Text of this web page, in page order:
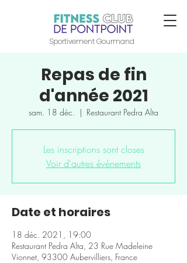
Sportivement Gourmand
Repas de fin
d'année 2021
sam. 18 déc.
  |
Restaurant Pedra Alta
Les inscriptions sont closes
Voir d'autres événements
Date et horaires
18 déc. 2021, 19:00
Restaurant Pedra Alta, 23 Rue Madeleine
Vionnet, 93300 Aubervilliers, France